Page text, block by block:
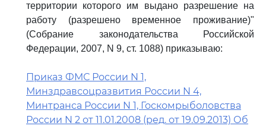
территории которого им выдано разрешение на
работу (разрешено временное проживание)"
(Собрание законодательства Российской
Федерации, 2007, N 9, ст. 1088) приказываю:
Приказ ФМС России N 1,
Минздравсоцразвития России N 4,
Минтранса России N 1, Госкомрыболовства
России N 2 от 11.01.2008 (ред. от 19.09.2013) Об